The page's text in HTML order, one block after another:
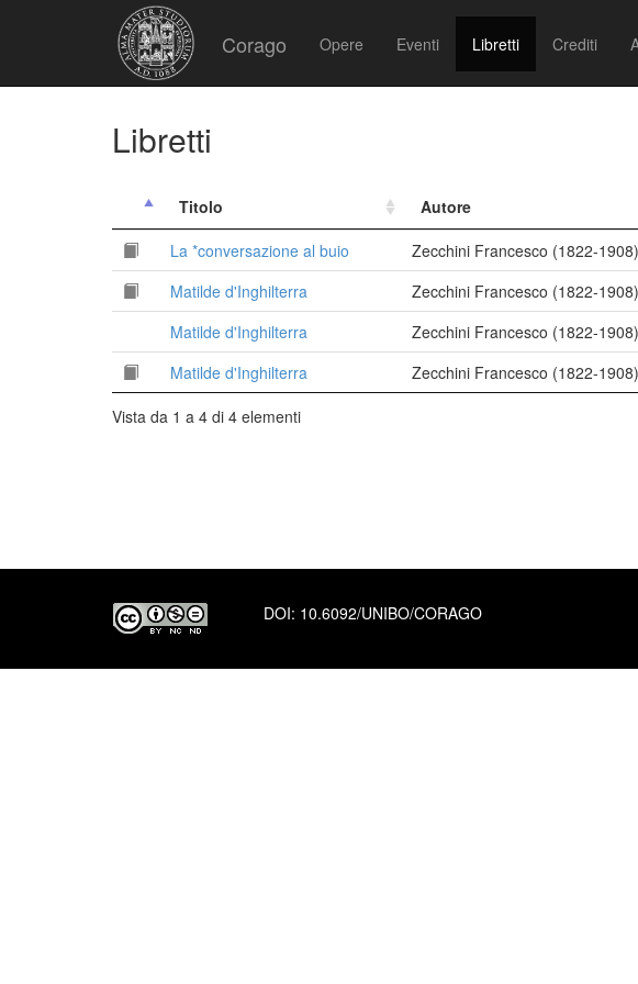
Corago Opere Eventi Libretti Crediti
Libretti
Titolo Autore
La *conversazione al buio
Zecchini Francesco (1822-1908)
Matilde d'Inghilterra
Zecchini Francesco (1822-1908)
Matilde d'Inghilterra
Zecchini Francesco (1822-1908)
Matilde d'Inghilterra
Zecchini Francesco (1822-1908)
Vista da 1 a 4 di 4 elementi
DOI: 10.6092/UNIBO/CORAGO